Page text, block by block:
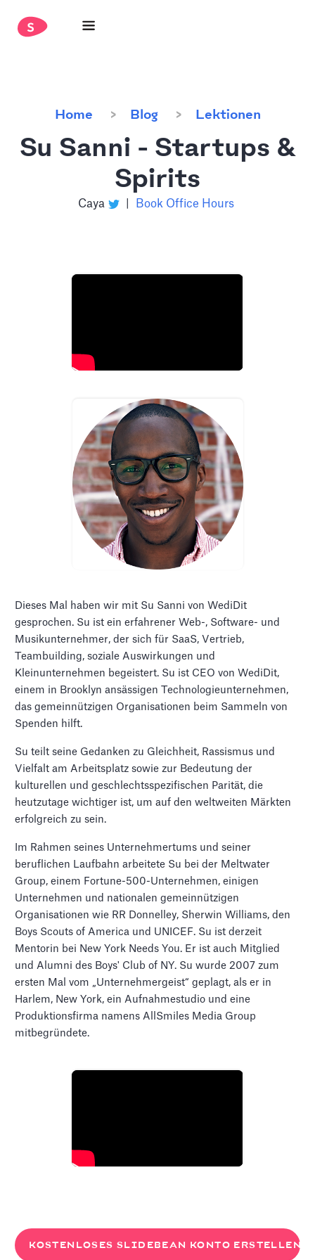
Home Blog Lektionen
Su Sanni - Startups &
Spirits
Caya Book Office Hours
Dieses Mal haben wir mit Su Sanni von WediDit
gesprochen. Su ist ein erfahrener Web-, Software- und
Musikunternehmer, der sich für SaaS, Vertrieb,
Teambuilding, soziale Auswirkungen und
Kleinunternehmen begeistert. Su ist CEO von WediDit,
einem in Brooklyn ansässigen Technologieunternehmen,
das gemeinnützigen Organisationen beim Sammeln von
Spenden hilft.
Su teilt seine Gedanken zu Gleichheit, Rassismus und
Vielfalt am Arbeitsplatz sowie zur Bedeutung der
kulturellen und geschlechtsspezifischen Parität, die
heutzutage wichtiger ist, um auf den weltweiten Märkten
erfolgreich zu sein.
Im Rahmen seines Unternehmertums und seiner
beruflichen Laufbahn arbeitete Su bei der Meltwater
Group, einem Fortune-500-Unternehmen, einigen
Unternehmen und nationalen gemeinnützigen
Organisationen wie RR Donnelley, Sherwin Williams, den
Boys Scouts of America und UNICEF. Su ist derzeit
Mentorin bei New York Needs You. Er ist auch Mitglied
und Alumni des Boys' Club of NY. Su wurde 2007 zum
ersten Mal vom „Unternehmergeist“ geplagt, als er in
Harlem, New York, ein Aufnahmestudio und eine
Produktionsfirma namens AllSmiles Media Group
mitbegründete.
KOSTENLOSES SLIDEBEAN KONTO ERSTELLEN